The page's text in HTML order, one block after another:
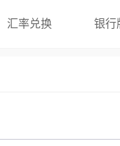
汇率兑换 银行